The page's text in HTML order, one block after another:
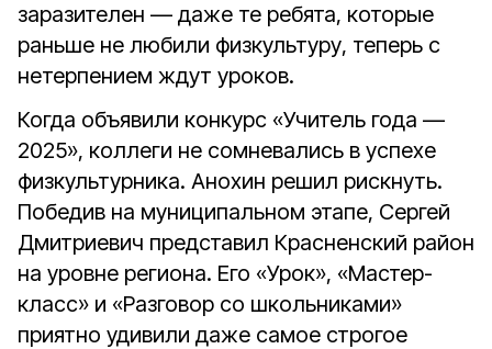
заразителен — даже те ребята, которые
раньше не любили физкультуру, теперь с
нетерпением ждут уроков.
Когда объявили конкурс «Учитель года —
2025», коллеги не сомневались в успехе
физкультурника. Анохин решил рискнуть.
Победив на муниципальном этапе, Сергей
Дмитриевич представил Красненский район
на уровне региона. Его «Урок», «Мастер-
класс» и «Разговор со школьниками»
приятно удивили даже самое строгое